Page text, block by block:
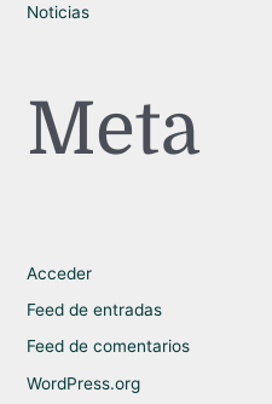
Noticias
Meta
Acceder
Feed de entradas
Feed de comentarios
WordPress.org